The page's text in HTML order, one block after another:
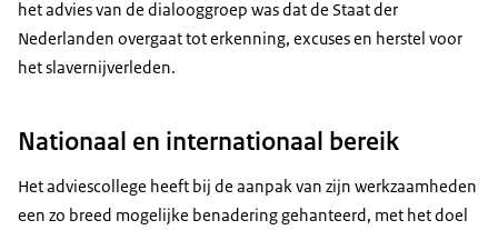
het advies van de dialooggroep was dat de Staat der
Nederlanden overgaat tot erkenning, excuses en herstel voor
het slavernijverleden.
Nationaal en internationaal bereik
Het adviescollege heeft bij de aanpak van zijn werkzaamheden
een zo breed mogelijke benadering gehanteerd, met het doel